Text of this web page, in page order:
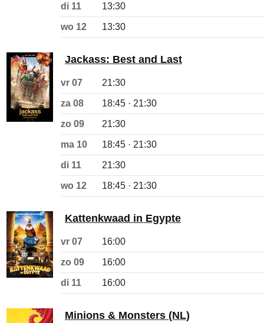
di 11 13:30
wo 12 13:30
Jackass: Best and Last
vr 07 21:30
za 08 18:45 · 21:30
zo 09 21:30
ma 10 18:45 · 21:30
di 11 21:30
wo 12 18:45 · 21:30
Kattenkwaad in Egypte
vr 07 16:00
zo 09 16:00
di 11 16:00
Minions & Monsters (NL)